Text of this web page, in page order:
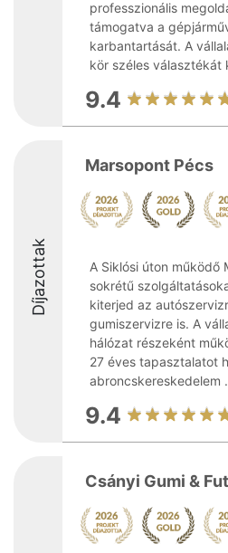
professzionális
támogatva a
karbantartását. A
kör széles választékát
9.4
Díjazottak
Marsopont Pécs
A Siklósi úton működő
sokrétű
kiterjed az
gumiszervizre is. A
hálózat részeként
27 éves tapasztalatot
abroncskereskedelem
9.4
Csányi Gumi &